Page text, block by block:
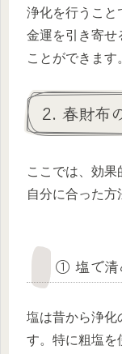
浄化を行うこと
金運を引き寄せ
ことができます
2. 春財布
ここでは、効果
自分に合った方
① 塩で清
塩は昔から浄化
す。特に粗塩を